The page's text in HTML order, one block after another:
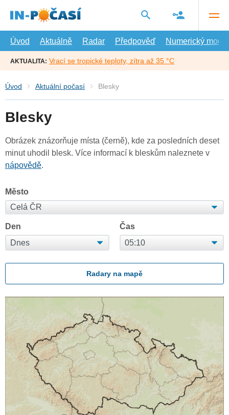
hlavní
Úvod
Aktuálně Radar Předpověď Numerický model
AKTUALITA: Vrací se tropické teploty, zítra až 35 °C
Úvod Aktuální počasí Blesky
Blesky
Obrázek znázorňuje místa (černě), kde za posledních deset
minut uhodil blesk. Více informací k bleskům naleznete v
nápovědě.
Město
Den Čas
Radary na mapě